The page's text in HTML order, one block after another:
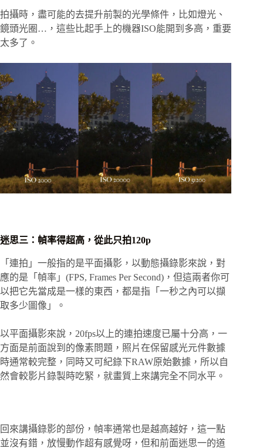
拍攝時，盡可能的去提升前製的光學條件，比如燈光、
鏡頭光圈…，這些比起手上的機器ISO能開到多高，重要
太多了。
迷思三：幀率得超高，從此只拍120p
「連拍」一般指的是平面攝影，以動態攝錄影來說，對
應的是「幀率」(FPS, Frames Per Second)，但這兩者你可
以把它先當成是一樣的東西，都是指「一秒之內可以擷
取多少圖像」。
以平面攝影來說，20fps以上的連拍速度已屬十分高，一
方面是前面說到的像素問題，照片在保留感光元件數據
時通常較完整，同時又可紀錄下RAW原始數據，所以自
然會較影片錄製時吃緊，就畫質上來講完全不同水平。
回來講攝錄影的部份，幀率通常也是越高越好，這一點
並沒有錯，放慢動作超有感覺呀，但和前面迷思一的道